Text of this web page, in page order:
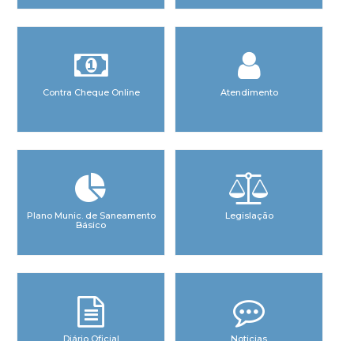
Contra Cheque Online Atendimento
Plano Munic. de Saneamento
Básico
Legislação